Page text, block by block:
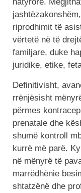
natyrore.
riprodhimit të
vërtetë në të
familjare, duke
juridike, etike,
Definitivisht,
rrënjësisht
përmes
prenatale dhe
shumë kontroll
kurrë më parë.
në mënyrë të
marrëdhënie
shtatzënë dhe